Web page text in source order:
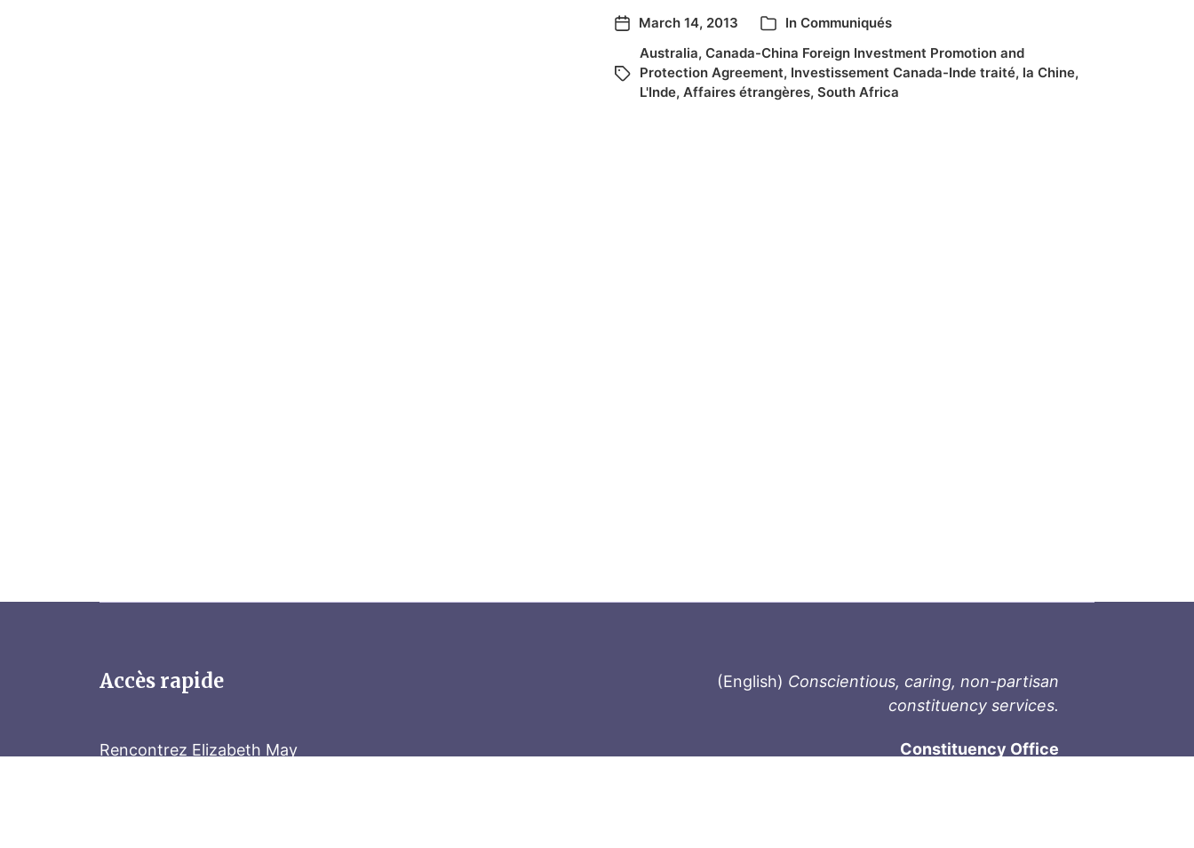
March 14, 2013 In Communiqués
Australia, Canada-China Foreign Investment Promotion and
Protection Agreement, Investissement Canada-Inde traité, la Chine,
L'Inde, Affaires étrangères, South Africa
Accès rapide
Rencontrez Elizabeth May
(English) Conscientious, caring, non-partisan
constituency services.
Constituency Office